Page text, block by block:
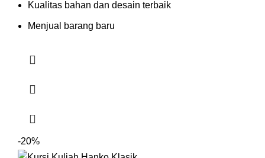
Kualitas bahan dan desain terbaik
Menjual barang baru
-20%